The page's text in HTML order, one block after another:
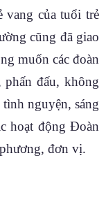
vang của tuổi trẻ
cũng đã giao
muốn các đoàn
đấu, không
nguyện, sáng
hoạt động Đoàn
đơn vị.